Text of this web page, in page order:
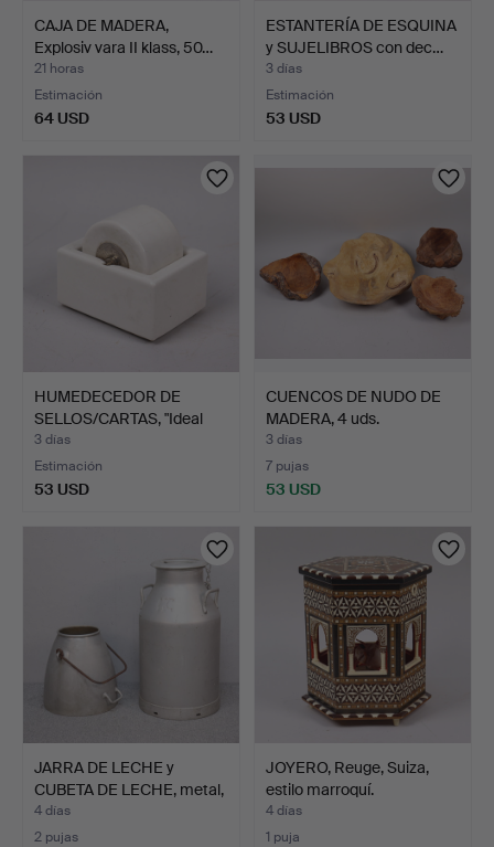
CAJA DE MADERA,
Explosiv vara II klass, 50…
21 horas
Estimación
64 USD
ESTANTERÍA DE ESQUINA
y SUJELIBROS con dec…
3 días
Estimación
53 USD
HUMEDECEDOR DE
SELLOS/CARTAS, "Ideal
Moist…
3 días
Estimación
53 USD
CUENCOS DE NUDO DE
MADERA, 4 uds.
3 días
7 pujas
53 USD
JARRA DE LECHE y
CUBETA DE LECHE, metal,
2…
4 días
2 pujas
JOYERO, Reuge, Suiza,
estilo marroquí.
4 días
1 puja